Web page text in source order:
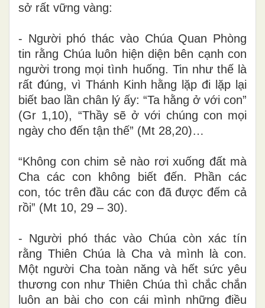
sở rất vững vàng:
- Người phó thác vào Chúa Quan Phòng
tin rằng Chúa luôn hiện diện bên cạnh con
người trong mọi tình huống. Tin như thế là
rất đúng, vì Thánh Kinh hằng lặp đi lặp lại
biết bao lần chân lý ấy: “Ta hằng ở với con”
(Gr 1,10), “Thầy sẽ ở với chúng con mọi
ngày cho đến tận thế” (Mt 28,20)…
“Không con chim sẻ nào rơi xuống đất mà
Cha các con không biết đến. Phần các
con, tóc trên đầu các con đã được đếm cả
rồi” (Mt 10, 29 – 30).
- Người phó thác vào Chúa còn xác tín
rằng Thiên Chúa là Cha và mình là con.
Một người Cha toàn năng và hết sức yêu
thương con như Thiên Chúa thì chắc chắn
luôn an bài cho con cái mình những điều